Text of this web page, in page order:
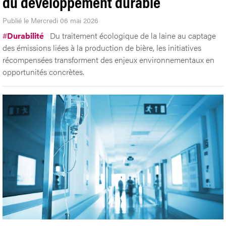
Publié le Mercredi 06 mai 2026
#Durabilité Du traitement écologique de la laine au captage
des émissions liées à la production de bière, les initiatives
récompensées transforment des enjeux environnementaux en
opportunités concrètes.